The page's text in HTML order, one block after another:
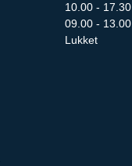
10.00 - 17.30
09.00 - 13.00
Lukket